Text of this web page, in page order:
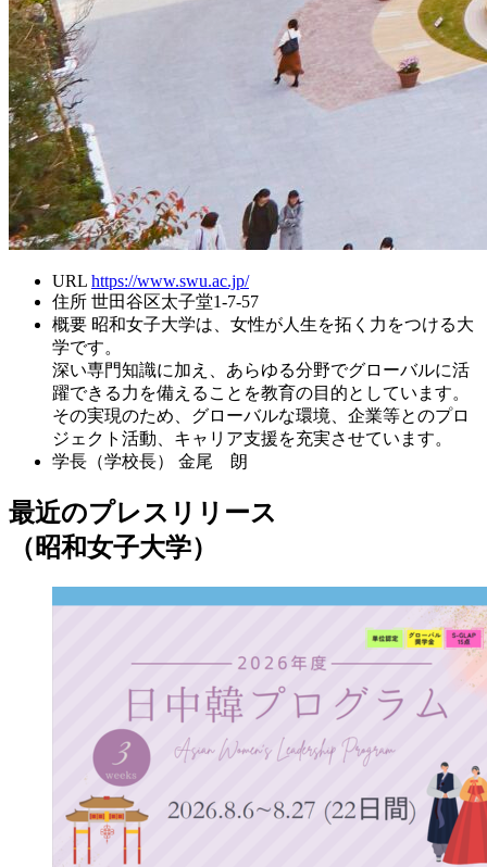
URL https://www.swu.ac.jp/
住所 世田谷区太子堂1-7-57
概要 昭和女子大学は、女性が人生を拓く力をつける大
学です。
深い専門知識に加え、あらゆる分野でグローバルに活
躍できる力を備えることを教育の目的としています。
その実現のため、グローバルな環境、企業等とのプロ
ジェクト活動、キャリア支援を充実させています。
学長（学校長）
金尾 朗
最近のプレスリリース
（昭和女子大学）